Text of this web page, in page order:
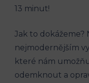
13 minut!
Jak to dokážeme?
nejmodernějším
které nám
odemknout a